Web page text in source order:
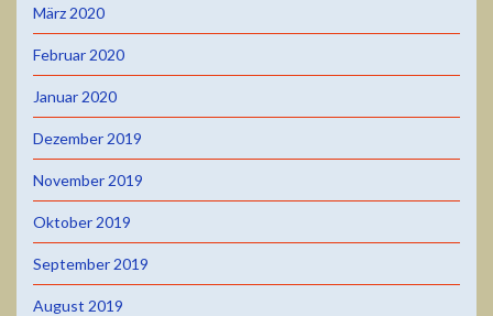
März 2020
Februar 2020
Januar 2020
Dezember 2019
November 2019
Oktober 2019
September 2019
August 2019